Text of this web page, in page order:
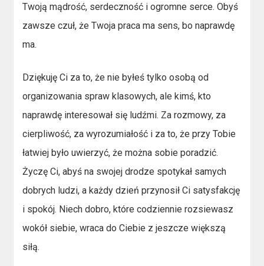
Twoją mądrość, serdeczność i ogromne serce. Obyś
zawsze czuł, że Twoja praca ma sens, bo naprawdę
ma.
Dziękuję Ci za to, że nie byłeś tylko osobą od
organizowania spraw klasowych, ale kimś, kto
naprawdę interesował się ludźmi. Za rozmowy, za
cierpliwość, za wyrozumiałość i za to, że przy Tobie
łatwiej było uwierzyć, że można sobie poradzić.
Życzę Ci, abyś na swojej drodze spotykał samych
dobrych ludzi, a każdy dzień przynosił Ci satysfakcję
i spokój. Niech dobro, które codziennie rozsiewasz
wokół siebie, wraca do Ciebie z jeszcze większą
siłą.